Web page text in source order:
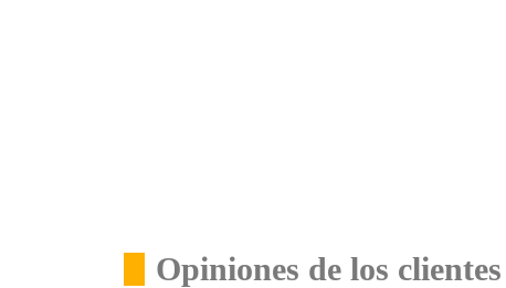
Opiniones de los